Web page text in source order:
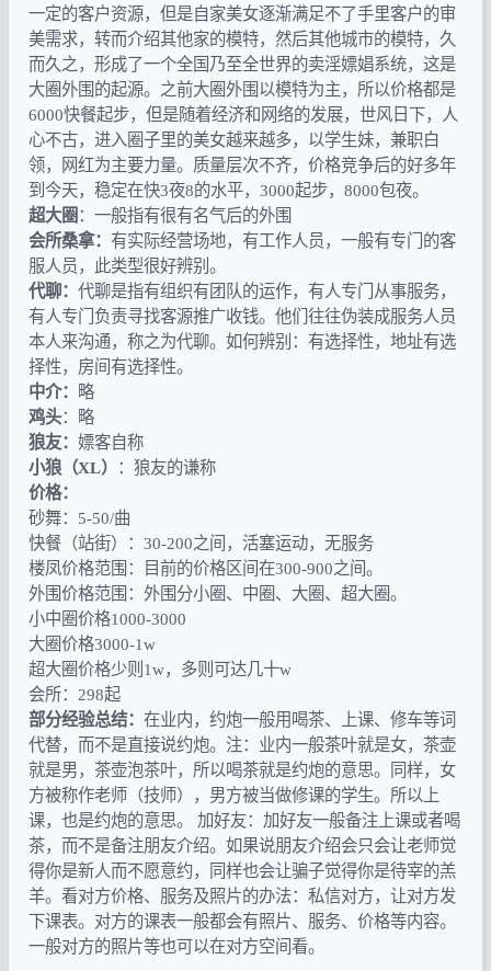
一定的客户资源，但是自家美女逐渐满足不了手里客户的审
美需求，转而介绍其他家的模特，然后其他城市的模特，久
而久之，形成了一个全国乃至全世界的卖淫嫖娼系统，这是
大圈外围的起源。之前大圈外围以模特为主，所以价格都是
6000快餐起步，但是随着经济和网络的发展，世风日下，人
心不古，进入圈子里的美女越来越多，以学生妹，兼职白
领，网红为主要力量。质量层次不齐，价格竞争后的好多年
到今天，稳定在快3夜8的水平，3000起步，8000包夜。
超大圈 ：一般指有很有名气后的外围
会所桑拿： 有实际经营场地，有工作人员，一般有专门的客
服人员，此类型很好辨别。
代聊： 代聊是指有组织有团队的运作，有人专门从事服务，
有人专门负责寻找客源推广收钱。他们往往伪装成服务人员
本人来沟通，称之为代聊。如何辨别：有选择性，地址有选
择性，房间有选择性。
中介：
略
鸡头：略
狼友： 嫖客自称
小狼（XL）
：狼友的谦称
价格：
砂舞：5-50/曲
快餐（站街）：30-200之间，活塞运动，无服务
楼凤价格范围：目前的价格区间在300-900之间。
外围价格范围：外围分小圈、中圈、大圈、超大圈。
小中圈价格1000-3000
大圈价格3000-1w
超大圈价格少则1w，多则可达几十w
会所：298起
部分经验总结： 在业内，约炮一般用喝茶、上课、修车等词
代替，而不是直接说约炮。注：业内一般茶叶就是女，茶壶
就是男，茶壶泡茶叶，所以喝茶就是约炮的意思。同样，女
方被称作老师（技师），男方被当做修课的学生。所以上
课，也是约炮的意思。 加好友：加好友一般备注上课或者喝
茶，而不是备注朋友介绍。如果说朋友介绍会只会让老师觉
得你是新人而不愿意约，同样也会让骗子觉得你是待宰的羔
羊。看对方价格、服务及照片的办法：私信对方，让对方发
下课表。对方的课表一般都会有照片、服务、价格等内容。
一般对方的照片等也可以在对方空间看。